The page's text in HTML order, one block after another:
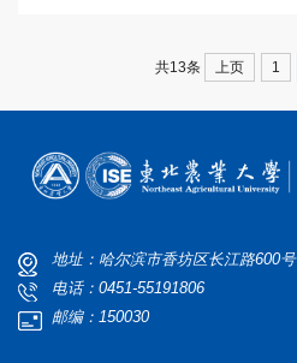
共13条 上页 1
地址：哈尔滨市香坊区长江路600号
电话：0451-55191806
邮编：150030